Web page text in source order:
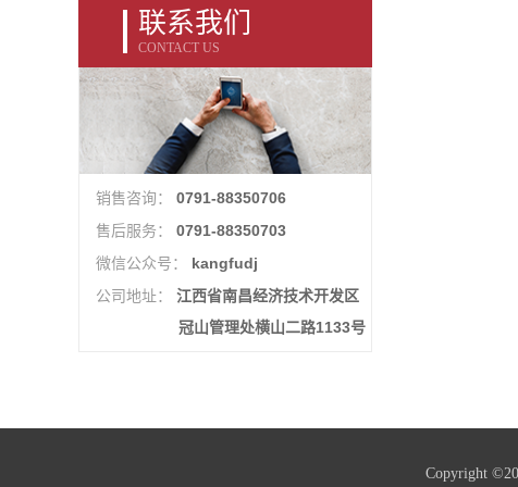
联系我们
CONTACT US
销售咨询： 0791-88350706
售后服务： 0791-88350703
微信公众号： kangfudj
公司地址：
江西省南昌经济技术开发区
冠山管理处横山二路1133号
Copyright